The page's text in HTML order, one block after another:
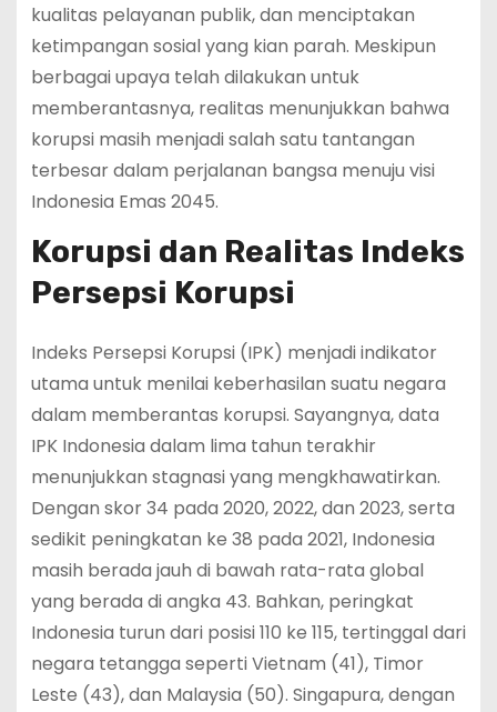
kualitas pelayanan publik, dan menciptakan
ketimpangan sosial yang kian parah. Meskipun
berbagai upaya telah dilakukan untuk
memberantasnya, realitas menunjukkan bahwa
korupsi masih menjadi salah satu tantangan
terbesar dalam perjalanan bangsa menuju visi
Indonesia Emas 2045.
Korupsi dan Realitas Indeks
Persepsi Korupsi
Indeks Persepsi Korupsi (IPK) menjadi indikator
utama untuk menilai keberhasilan suatu negara
dalam memberantas korupsi. Sayangnya, data
IPK Indonesia dalam lima tahun terakhir
menunjukkan stagnasi yang mengkhawatirkan.
Dengan skor 34 pada 2020, 2022, dan 2023, serta
sedikit peningkatan ke 38 pada 2021, Indonesia
masih berada jauh di bawah rata-rata global
yang berada di angka 43. Bahkan, peringkat
Indonesia turun dari posisi 110 ke 115, tertinggal dari
negara tetangga seperti Vietnam (41), Timor
Leste (43), dan Malaysia (50). Singapura, dengan